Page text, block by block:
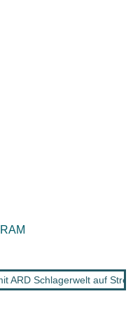
ARD Schlagerwelt auf